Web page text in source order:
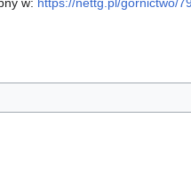
w: https://nettg.pl/gornictwo/